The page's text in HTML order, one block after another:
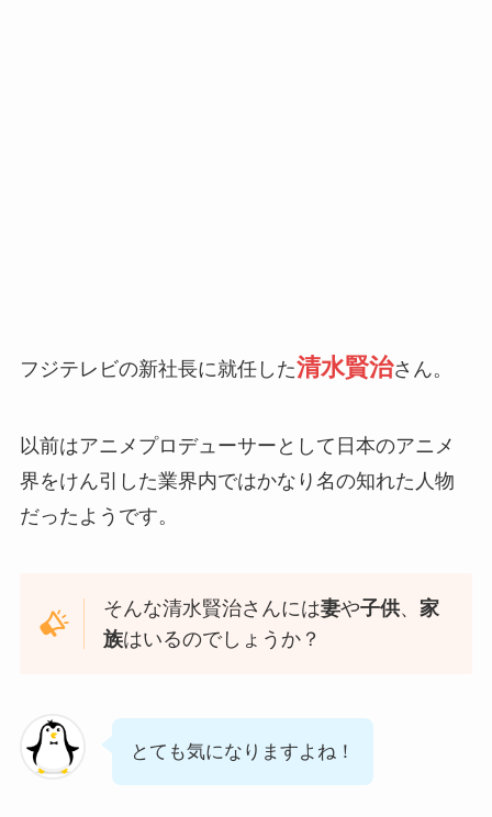
フジテレビの新社長に就任した清水賢治さん。
以前はアニメプロデューサーとして日本のアニメ
界をけん引した業界内ではかなり名の知れた人物
だったようです。
そんな清水賢治さんには妻や子供、家
族はいるのでしょうか？
とても気になりますよね！